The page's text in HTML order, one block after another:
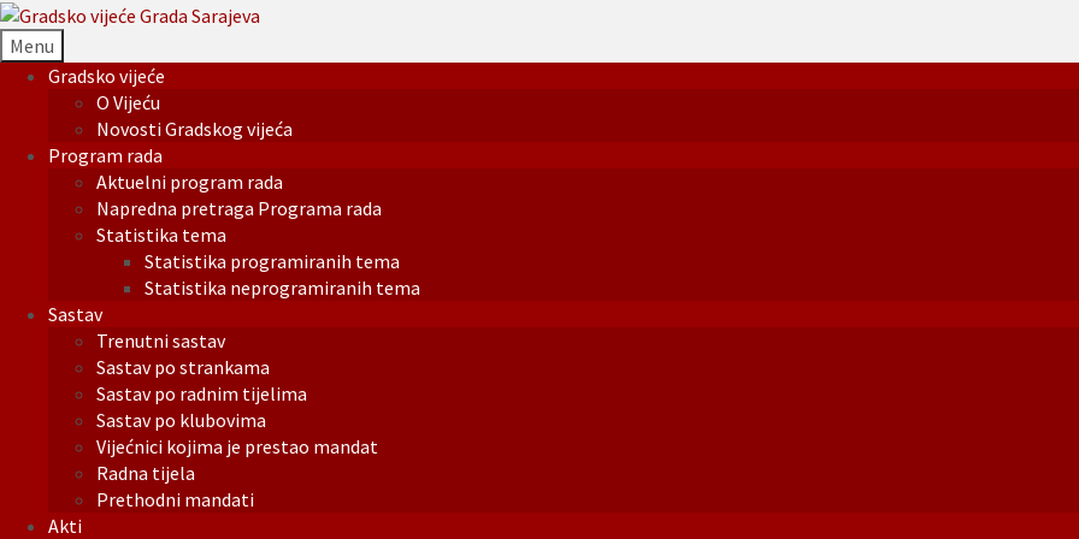
Menu
Gradsko vijeće
O Vijeću
Novosti Gradskog vijeća
Program rada
Aktuelni program rada
Napredna pretraga Programa rada
Statistika tema
Statistika programiranih tema
Statistika neprogramiranih tema
Sastav
Trenutni sastav
Sastav po strankama
Sastav po radnim tijelima
Sastav po klubovima
Vijećnici kojima je prestao mandat
Radna tijela
Prethodni mandati
Akti